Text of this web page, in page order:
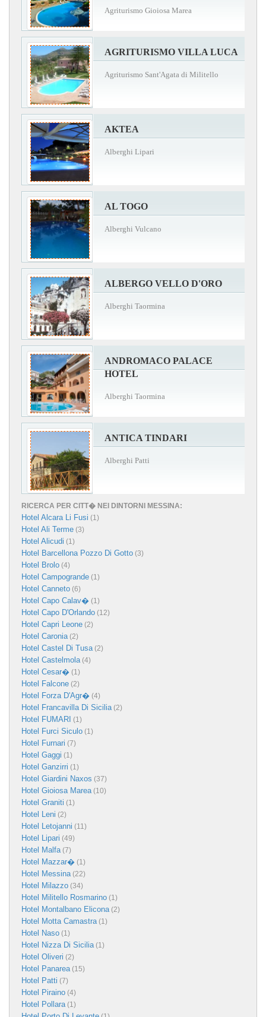
Agriturismo Gioiosa Marea
AGRITURISMO VILLA LUCA
Agriturismo Sant'Agata di Militello
AKTEA
Alberghi Lipari
AL TOGO
Alberghi Vulcano
ALBERGO VELLO D'ORO
Alberghi Taormina
ANDROMACO PALACE
HOTEL
Alberghi Taormina
ANTICA TINDARI
Alberghi Patti
RICERCA PER CITT� NEI DINTORNI MESSINA:
Hotel Alcara Li Fusi (1)
Hotel Ali Terme (3)
Hotel Alicudi (1)
Hotel Barcellona Pozzo Di Gotto (3)
Hotel Brolo (4)
Hotel Campogrande (1)
Hotel Canneto (6)
Hotel Capo Calav� (1)
Hotel Capo D'Orlando (12)
Hotel Capri Leone (2)
Hotel Caronia(2)
Hotel Castel Di Tusa(2)
Hotel Castelmola(4)
Hotel Cesar� (1)
Hotel Falcone (2)
Hotel Forza D'Agr� (4)
Hotel Francavilla Di Sicilia(2)
Hotel FUMARI (1)
Hotel Furci Siculo (1)
Hotel Furnari (7)
Hotel Gaggi (1)
Hotel Ganzirri (1)
Hotel Giardini Naxos (37)
Hotel Gioiosa Marea(10)
Hotel Graniti (1)
Hotel Leni (2)
Hotel Letojanni (11)
Hotel Lipari (49)
Hotel Malfa(7)
Hotel Mazzar� (1)
Hotel Messina(22)
Hotel Milazzo (34)
Hotel Militello Rosmarino (1)
Hotel Montalbano Elicona(2)
Hotel Motta Camastra(1)
Hotel Naso (1)
Hotel Nizza Di Sicilia(1)
Hotel Oliveri (2)
Hotel Panarea(15)
Hotel Patti (7)
Hotel Piraino (4)
Hotel Pollara(1)